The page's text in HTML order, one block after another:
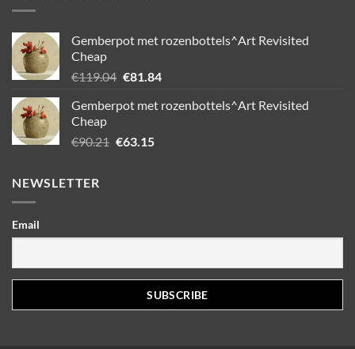
Gemberpot met rozenbottels^Art Revisited
Cheap
€119.04 Oorspronkelijke
was:
€81.84Huidige
is:
Gemberpot met rozenbottels^Art Revisited
Cheap
€90.21 Oorspronkelijke
€63.15Huidige
NEWSLETTER
Email